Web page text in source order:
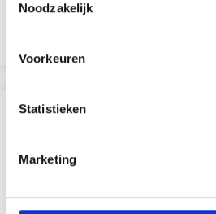
Noodzakelijk
Voorkeuren
Statistieken
Marketing
ANDEREN KOCHTEN OOK
30% korting